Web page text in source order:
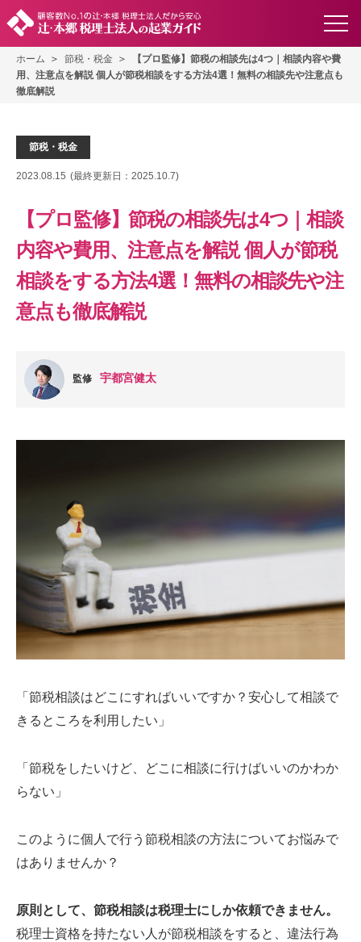
ホーム 節税・税金
【プロ監修】節税の相談先は4つ｜相談内容や費
用、注意点を解説 個人が節税相談をする方法4選！無料の相談先や注意点も
徹底解説
節税・税金
2023.08.15 (最終更新日： 2025.10.7)
【プロ監修】節税の相談先は4つ｜相談
内容や費用、注意点を解説 個人が節税
相談をする方法4選！無料の相談先や注
意点も徹底解説
監修 宇都宮健太
「節税相談はどこにすればいいですか？安心して相談で
きるところを利用したい」
「節税をしたいけど、どこに相談に行けばいいのかわか
らない」
このように個人で行う節税相談の方法についてお悩みで
はありませんか？
原則として、節税相談は税理士にしか依頼できません。
税理士資格を持たない人が節税相談をすると、違法行為